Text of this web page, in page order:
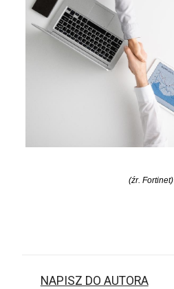
(źr. Fortinet)
NAPISZ DO AUTORA